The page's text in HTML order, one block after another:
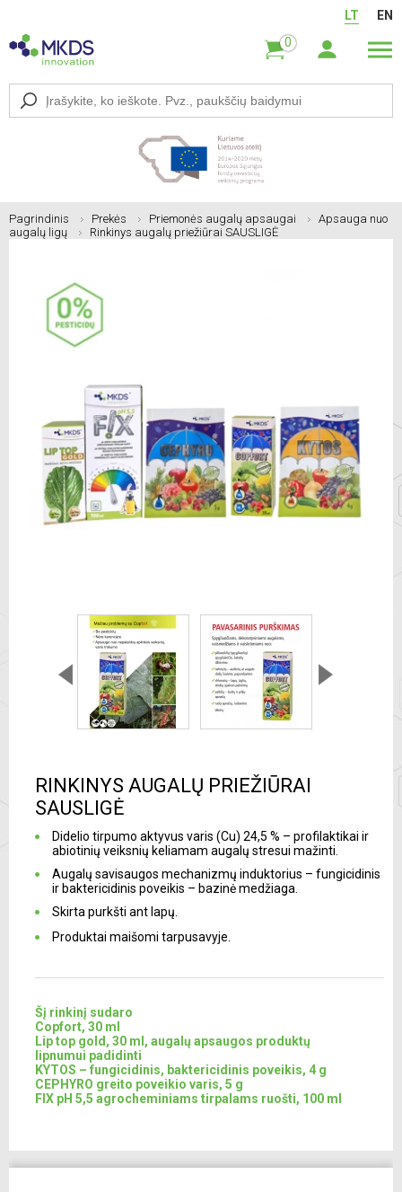
LT
EN
0
Pagrindinis Prekės Priemonės augalų apsaugai
Apsauga nuo
augalų ligų
Rinkinys augalų priežiūrai SAUSLIGĖ
RINKINYS AUGALŲ PRIEŽIŪRAI
SAUSLIGĖ
Didelio tirpumo aktyvus varis (Cu) 24,5 % – profilaktikai ir
abiotinių veiksnių keliamam augalų stresui mažinti.
Augalų savisaugos mechanizmų induktorius – fungicidinis
ir baktericidinis poveikis – bazinė medžiaga.
Skirta purkšti ant lapų.
Produktai maišomi tarpusavyje.
Šį rinkinį sudaro
Copfort, 30 ml
Lip top gold, 30 ml, augalų apsaugos produktų
lipnumui padidinti
KYTOS – fungicidinis, baktericidinis poveikis, 4 g
CEPHYRO greito poveikio varis, 5 g
FIX pH 5,5 agrocheminiams tirpalams ruošti, 100 ml